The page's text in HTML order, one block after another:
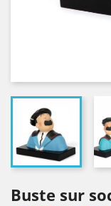
Buste sur